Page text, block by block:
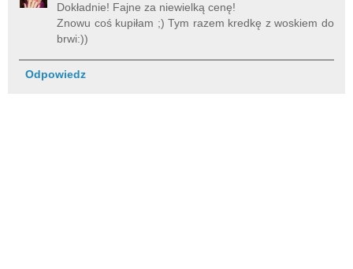
Dokładnie! Fajne za niewielką cenę!
Znowu coś kupiłam ;) Tym razem kredkę z woskiem do
brwi:))
Odpowiedz